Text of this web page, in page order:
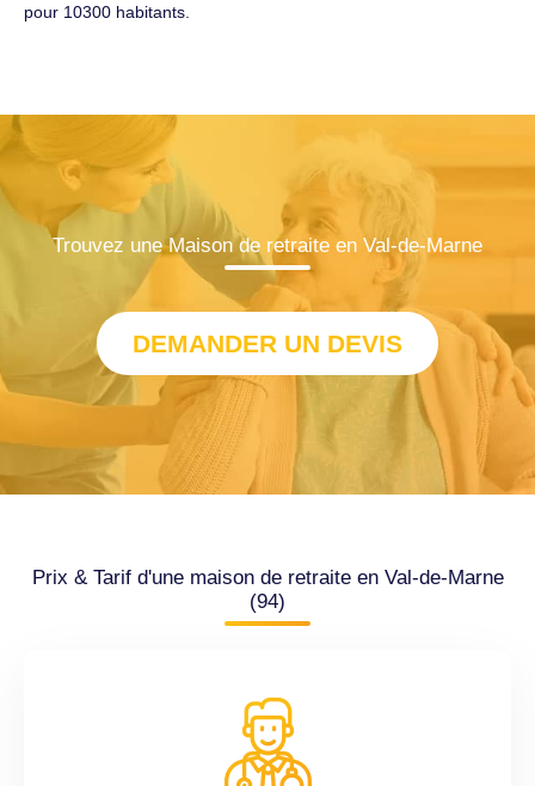
pour 10300 habitants.
Trouvez une Maison de retraite en Val-de-Marne
DEMANDER UN DEVIS
Prix & Tarif d'une maison de retraite en Val-de-Marne
(94)